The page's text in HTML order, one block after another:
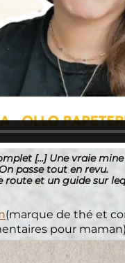
[...] Une vraie mine
On passe tout en revu.
route et un guide sur
(marque de thé et
pour